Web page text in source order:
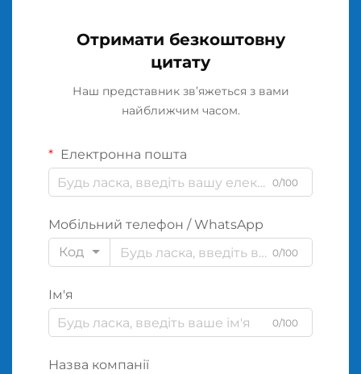
Отримати безкоштовну
цитату
Наш представник зв’яжеться з вами
найближчим часом.
Електронна пошта
0/100
Мобільний телефон / WhatsApp
Код
0/100
Ім'я
0/100
Назва компанії